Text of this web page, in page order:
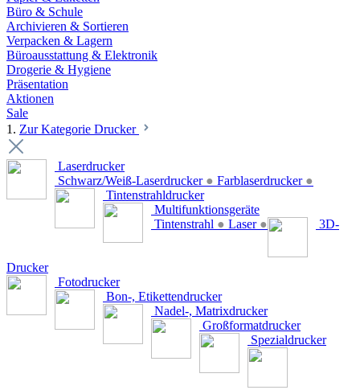
Büro & Schule
Archivieren & Sortieren
Verpacken & Lagern
Büroausstattung & Elektronik
Drogerie & Hygiene
Präsentation
Aktionen
Sale
1. Zur Kategorie Drucker
Laserdrucker
Schwarz/Weiß-Laserdrucker ● Farblaserdrucker ●
Tintenstrahldrucker
Multifunktionsgeräte
Tintenstrahl ● Laser ● 3D-
Drucker
Fotodrucker
Bon-, Etikettendrucker
Nadel-, Matrixdrucker
Großformatdrucker
Spezialdrucker